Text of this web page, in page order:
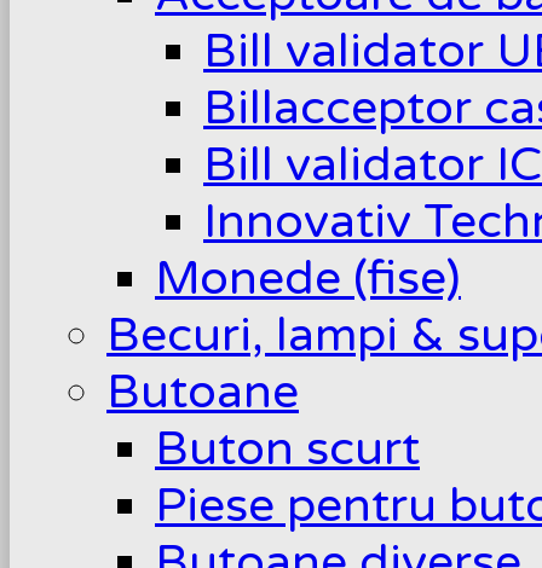
Bill validator
Billacceptor
Bill validator
Innovativ
Monede (fise)
Becuri, lampi &
Butoane
Buton scurt
Piese pentru